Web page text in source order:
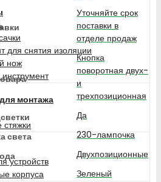
для снятия изоляции
нож
монтажа
устройств
корпуса
Уточняйте срок
поставки в
отделе продаж
Кнопка
поворотная двух-
и
трехпозиционная
Да
света
230-лампочка
Двухпозиционные
Зеленый